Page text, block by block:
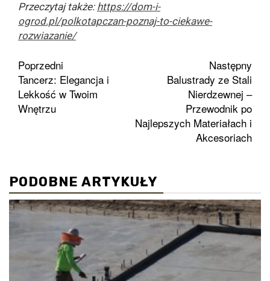
Przeczytaj także: https://dom-i-
ogrod.pl/polkotapczan-poznaj-to-ciekawe-
rozwiazanie/
Zobacz
wpisy
Poprzedni
Tancerz: Elegancja i
Lekkość w Twoim
Wnętrzu
Następny
Balustrady ze Stali
Nierdzewnej –
Przewodnik po
Najlepszych Materiałach i
Akcesoriach
PODOBNE ARTYKUŁY